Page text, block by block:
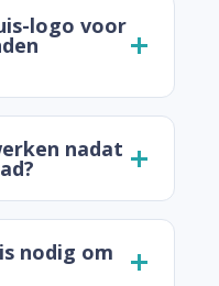
logo voor
nadat
nodig om